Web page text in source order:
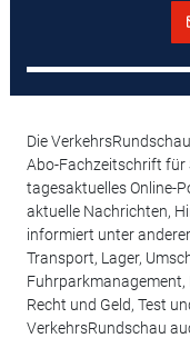
Die
Abo-Fachzeitschrift für
tagesaktuelles Online-
aktuelle Nachrichten,
informiert unter
Transport, Lager,
Fuhrparkmanagement,
Recht und Geld, Test
VerkehrsRundschau